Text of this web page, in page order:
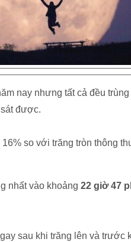
nay nhưng tất cả đều
được.
so với trăng tròn thông
nhất vào khoảng 22 giờ 47
sau khi trăng lên và trước